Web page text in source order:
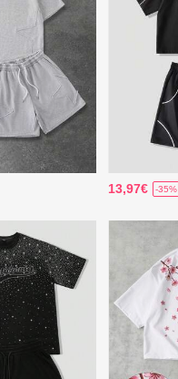
13,97€ -35%